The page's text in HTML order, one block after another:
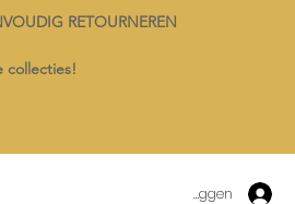
RETOURNEREN
collecties!
Inloggen